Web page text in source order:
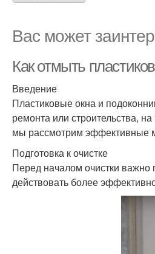
Вас может
Как отмыть
Введение
Пластиковые окна и
ремонта или строительства,
мы рассмотрим эффективные
Подготовка к очистке
Перед началом очистки важно
действовать более